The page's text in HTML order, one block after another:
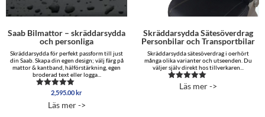
Saab Bilmattor – skräddarsydda
och personliga
Skräddarsydda för perfekt passform till just
din Saab. Skapa din egen design; välj färg på
mattor & kantband, hälförstärkning, egen
broderad text eller logga...
Betygsatt
av 5
2,595.00kr
Läs mer ->
Skräddarsydda Sätesöverdrag
Personbilar och Transportbilar
Skräddarsydda sätesöverdrag i oerhört
många olika varianter och utseenden. Du
väljer själv direkt hos tillverkaren...
Betygsatt
Läs mer ->